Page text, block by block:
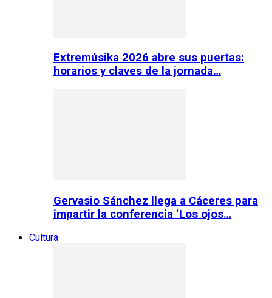
Extremúsika 2026 abre sus puertas:
horarios y claves de la jornada…
Gervasio Sánchez llega a Cáceres para
impartir la conferencia ‘Los ojos…
Cultura